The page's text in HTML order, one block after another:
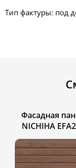
Тип фактуры: под
Фасадная
NICHIHA